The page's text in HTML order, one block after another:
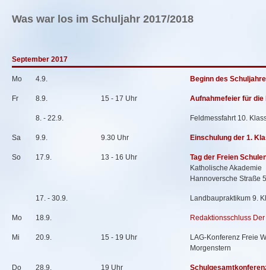
Was war los im Schuljahr 2017/2018
September 2017
Mo 4.9. Beginn des
Fr 8.9. 15 - 17 Uhr Aufnahmefeier für
8. - 22.9. Feldmessfahrt 10.
Sa 9.9. 9.30 Uhr Einschulung der 1.
So 17.9. 13 - 16 Uhr
Tag der Freien
Katholische Akademie
Hannoversche Straße
17. - 30.9. Landbaupraktikum 9.
Mo 18.9. Redaktionsschluss
Mi 20.9. 15 - 19 Uhr
LAG-Konferenz Freie
Morgenstern
Do 28.9. 19 Uhr